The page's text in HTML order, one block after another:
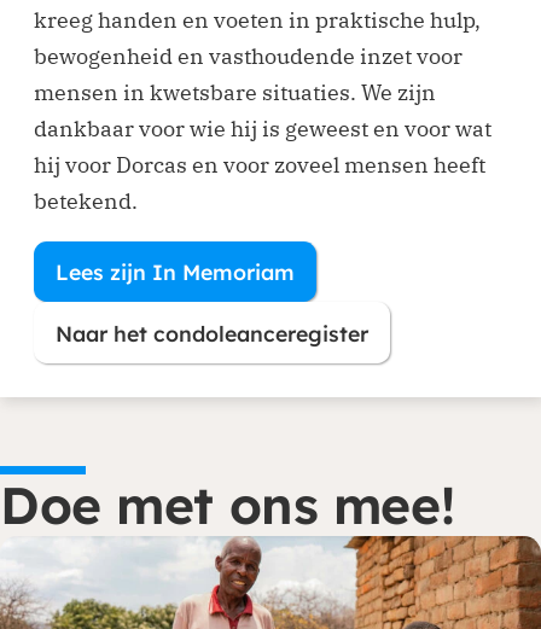
kreeg handen en voeten in praktische hulp,
bewogenheid en vasthoudende inzet voor
mensen in kwetsbare situaties. We zijn
dankbaar voor wie hij is geweest en voor wat
hij voor Dorcas en voor zoveel mensen heeft
betekend.
Lees zijn In Memoriam
(opent in nieuw venster)
Naar het condoleanceregister
(opent in nieuw venster)
Doe met ons mee!